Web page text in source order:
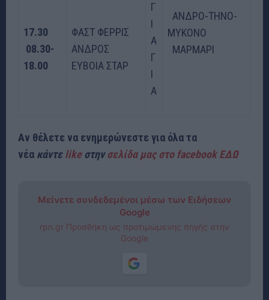
17.30
08.30-
18.00
ΦΑΣΤ ΦΕΡΡΙΣ
ΑΝΔΡΟΣ
ΕΥΒΟΙΑ ΣΤΑΡ
Γ
Ι
Α
Γ
Ι
Α
ΑΝΔΡΟ-ΤΗΝΟ-
ΜΥΚΟΝΟ
ΜΑΡΜΑΡΙ
Αν θέλετε να ενημερώνεστε για όλα τα
νέα κάντεlikeστηνσελίδα μας στο facebook ΕΔΩ
Μείνετε συνδεδεμένοι μέσω των Ειδήσεων
Google
rpn.gr Προσθήκη ως προτιμώμενης πηγής στην
Google